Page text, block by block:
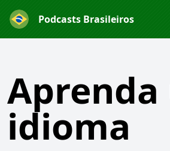
Podcasts Brasileiros
Aprenda
idioma